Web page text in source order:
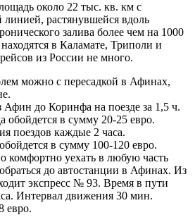
около 22 тыс. кв. км с
растянувшейся вдоль
залива более чем на 1000
в Каламате, Триполи и
из России не много.
можно с пересадкой в Афинах,
Афин до Коринфа на поезде за 1,5 ч.
обойдется в сумму 20-25 евро.
поездов каждые 2 часа.
в сумму 100-120 евро.
комфортно уехать в любую часть
до автостанции в Афинах. Из
экспресс № 93. Время в пути
Интервал движения 30 мин.
евро.